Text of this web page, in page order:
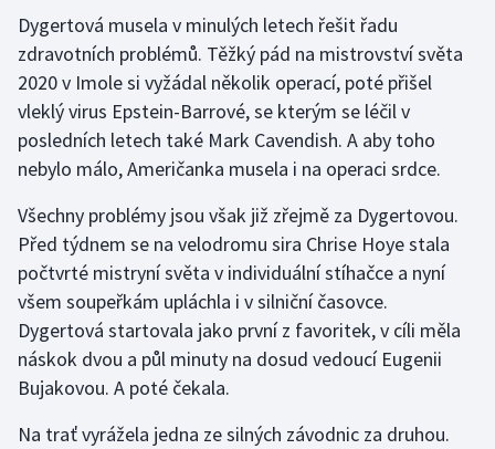
Jezdectví
Judo
Krasobruslení
Lezení
Lyže a snowboard
Moderní pětiboj
Motorsport
Olympijské hry
Dygertová musela v minulých letech řešit řadu
zdravotních problémů. Těžký pád na mistrovství světa
2020 v Imole si vyžádal několik operací, poté přišel
vleklý virus Epstein-Barrové, se kterým se léčil v
posledních letech také Mark Cavendish. A aby toho
nebylo málo, Američanka musela i na operaci srdce.
Všechny problémy jsou však již zřejmě za Dygertovou.
Před týdnem se na velodromu sira Chrise Hoye stala
počtvrté mistryní světa v individuální stíhačce a nyní
všem soupeřkám upláchla i v silniční časovce.
Dygertová startovala jako první z favoritek, v cíli měla
náskok dvou a půl minuty na dosud vedoucí Eugenii
Bujakovou. A poté čekala.
Na trať vyrážela jedna ze silných závodnic za druhou.